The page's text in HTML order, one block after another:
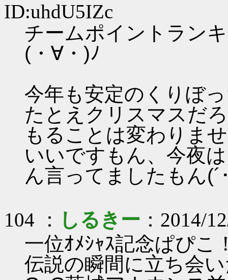
ID:uhdU5IZc
チームポイントラン
(・∀・)ﾉ
今年も安定のくりぼ
たとえクリスマスだ
もることは変わりま
いいですもん、今夜
ん言ってましたもん(´
104 ： しるきー ：2014/
一位ｵﾒｼｬｽ記念ぱぴこ
伝説の瞬間に立ち会